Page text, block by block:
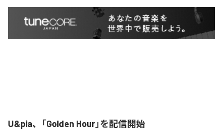
U&pia、「Golden Hour」を配信開始